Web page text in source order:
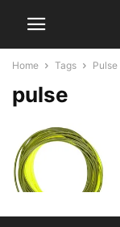
Home Tags Pulse
pulse